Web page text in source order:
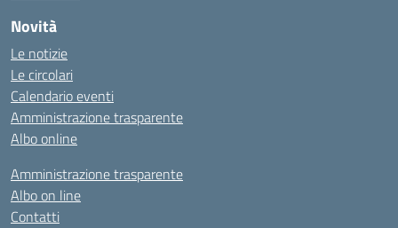
Novità
Le notizie
Le circolari
Calendario eventi
Amministrazione trasparente
Albo online
Amministrazione trasparente
Albo on line
Contatti